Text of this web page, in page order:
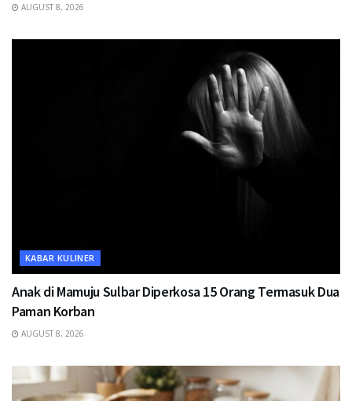
AUGUST 8, 2026
KABAR KULINER
Anak di Mamuju Sulbar Diperkosa 15 Orang Termasuk Dua
Paman Korban
AUGUST 8, 2026